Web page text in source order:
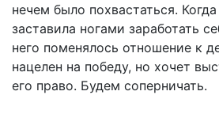
нечем было похвастаться.
заставила ногами заработать
него поменялось отношение к
нацелен на победу, но хочет
его право. Будем соперничать.